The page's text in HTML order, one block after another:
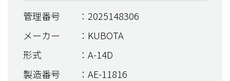
管理番号
：2025148306
メーカー
：KUBOTA
形式
：A-14D
製造番号
：AE-11816